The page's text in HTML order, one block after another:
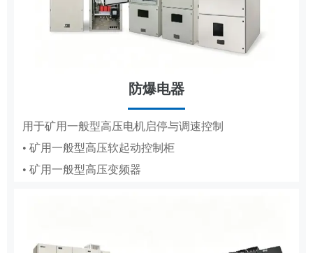
防爆电器
用于矿用一般型高压电机启停与调速控制
• 矿用一般型高压软起动控制柜
• 矿用一般型高压变频器
MCS
用于高低压电机的变频调速、节能与保护
• 辅助控制系统